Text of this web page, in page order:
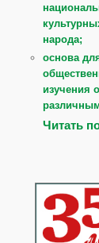
народа;
основа
изучения
Читать